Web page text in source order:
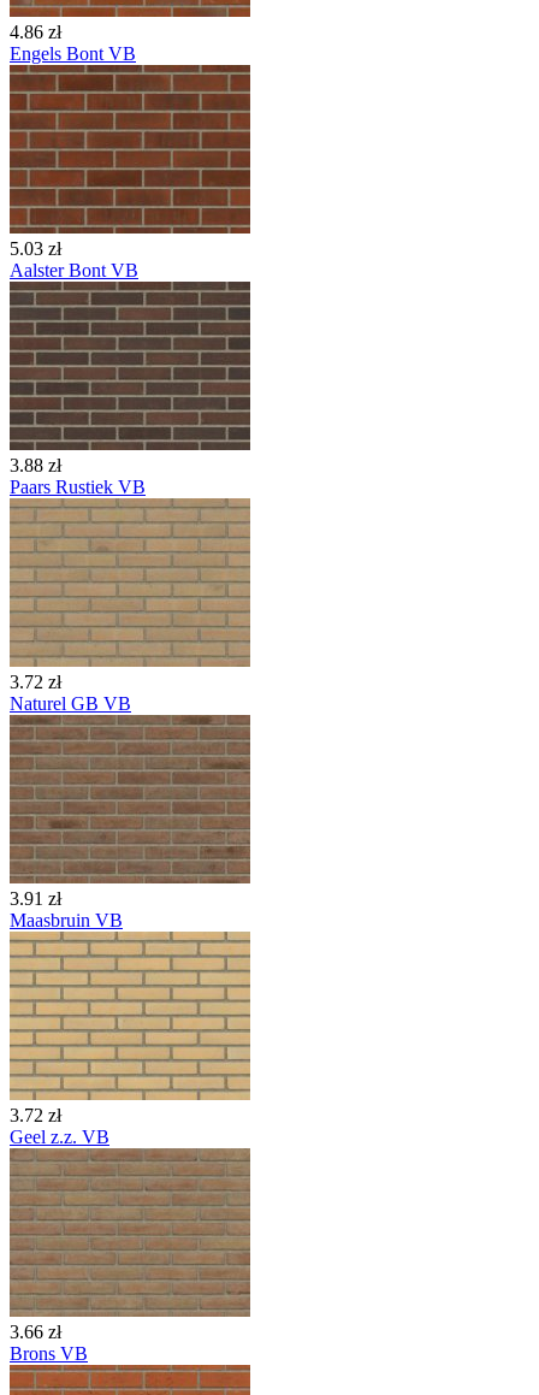
4.86 zł
Engels Bont VB
5.03 zł
Aalster Bont VB
3.88 zł
Paars Rustiek VB
3.72 zł
Naturel GB VB
3.91 zł
Maasbruin VB
3.72 zł
Geel z.z. VB
3.66 zł
Brons VB